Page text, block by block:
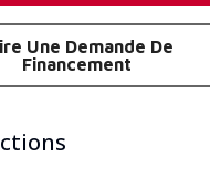
Une Demande De
Financement